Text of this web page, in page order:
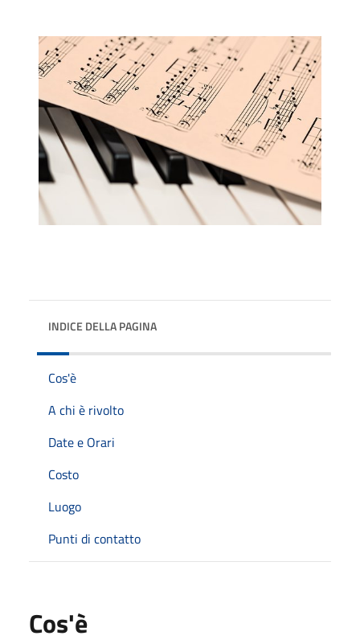
INDICE DELLA PAGINA
Cos'è
A chi è rivolto
Date e Orari
Costo
Luogo
Punti di contatto
Cos'è